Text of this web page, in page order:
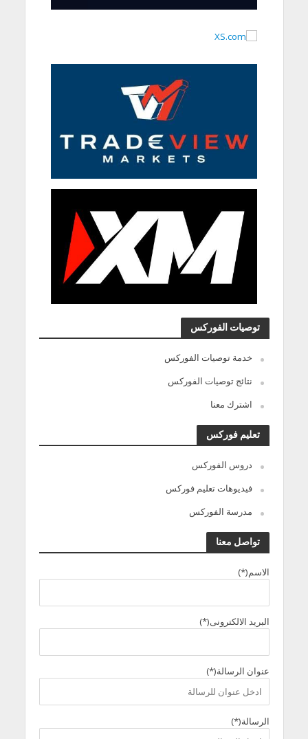
توصيات الفوركس
خدمة توصيات الفوركس
نتائج توصيات الفوركس
اشترك معنا
تعليم فوركس
دروس الفوركس
فيديوهات تعليم فوركس
مدرسة الفوركس
تواصل معنا
الاسم(*)
البريد الالكترونى(*)
عنوان الرسالة(*)
الرسالة(*)